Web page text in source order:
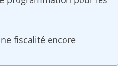
fiscalité encore